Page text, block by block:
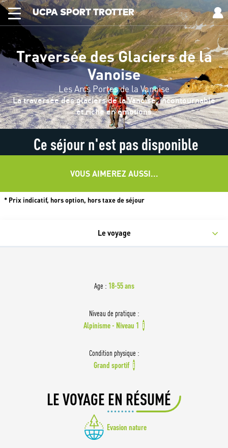
UCPA SPORT TROTTER
Traversée des Glaciers de la
Vanoise
Les Arcs Portes de la Vanoise
La traversée des glaciers de la Vanoise, incontournable
et riche en émotions
Ce séjour n'est pas disponible
VOUS AIMEREZ AUSSI...
* Prix indicatif, hors option, hors taxe de séjour
Le voyage
Age : 18-55 ans
Niveau de pratique :
Alpinisme - Niveau 1 i
Condition physique :
Grand sportif i
LE VOYAGE EN RÉSUMÉ
Evasion nature